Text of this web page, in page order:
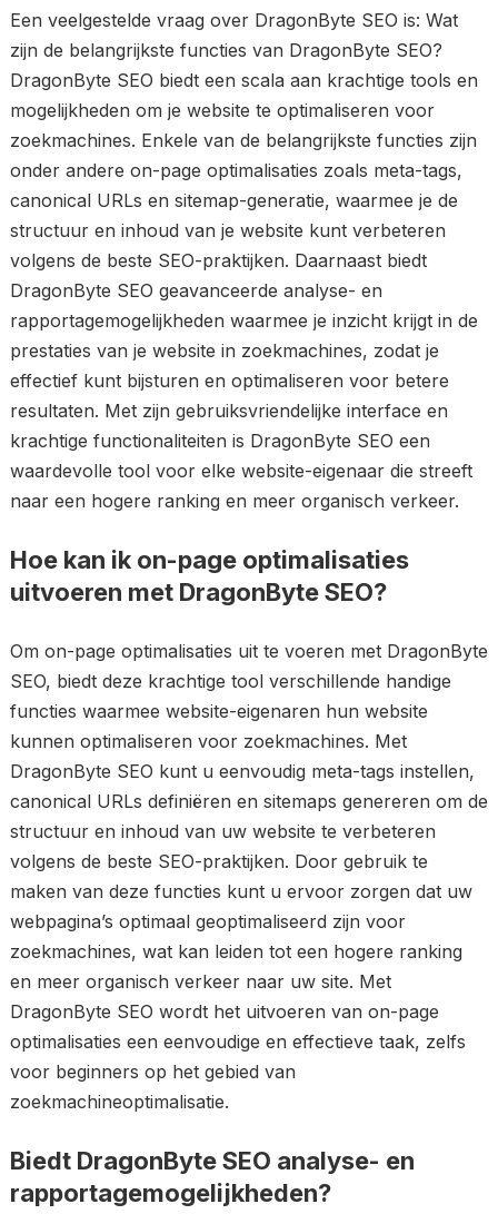
Een veelgestelde vraag over DragonByte SEO is: Wat
zijn de belangrijkste functies van DragonByte SEO?
DragonByte SEO biedt een scala aan krachtige tools en
mogelijkheden om je website te optimaliseren voor
zoekmachines. Enkele van de belangrijkste functies zijn
onder andere on-page optimalisaties zoals meta-tags,
canonical URLs en sitemap-generatie, waarmee je de
structuur en inhoud van je website kunt verbeteren
volgens de beste SEO-praktijken. Daarnaast biedt
DragonByte SEO geavanceerde analyse- en
rapportagemogelijkheden waarmee je inzicht krijgt in de
prestaties van je website in zoekmachines, zodat je
effectief kunt bijsturen en optimaliseren voor betere
resultaten. Met zijn gebruiksvriendelijke interface en
krachtige functionaliteiten is DragonByte SEO een
waardevolle tool voor elke website-eigenaar die streeft
naar een hogere ranking en meer organisch verkeer.
Hoe kan ik on-page optimalisaties
uitvoeren met DragonByte SEO?
Om on-page optimalisaties uit te voeren met DragonByte
SEO, biedt deze krachtige tool verschillende handige
functies waarmee website-eigenaren hun website
kunnen optimaliseren voor zoekmachines. Met
DragonByte SEO kunt u eenvoudig meta-tags instellen,
canonical URLs definiëren en sitemaps genereren om de
structuur en inhoud van uw website te verbeteren
volgens de beste SEO-praktijken. Door gebruik te
maken van deze functies kunt u ervoor zorgen dat uw
webpagina’s optimaal geoptimaliseerd zijn voor
zoekmachines, wat kan leiden tot een hogere ranking
en meer organisch verkeer naar uw site. Met
DragonByte SEO wordt het uitvoeren van on-page
optimalisaties een eenvoudige en effectieve taak, zelfs
voor beginners op het gebied van
zoekmachineoptimalisatie.
Biedt DragonByte SEO analyse- en
rapportagemogelijkheden?